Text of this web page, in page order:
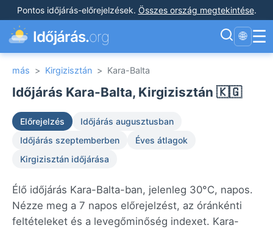
Pontos időjárás-előrejelzések. Összes ország megtekintése.
Időjárás.org 🌐 ☰
más > Kirgizisztán > Kara-Balta
Időjárás Kara-Balta, Kirgizisztán 🇰🇬
Előrejelzés
Időjárás augusztusban
Időjárás szeptemberben
Éves átlagok
Kirgizisztán időjárása
Élő időjárás Kara-Balta-ban, jelenleg 30°C, napos.
Nézze meg a 7 napos előrejelzést, az óránkénti
feltételeket és a levegőminőség indexet. Kara-